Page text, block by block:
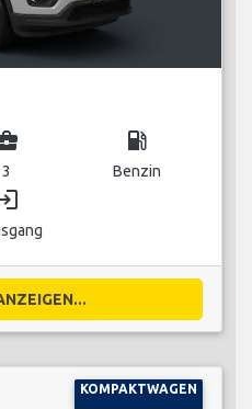
3
local_gas_station
Benzin
KOMPAKTWAGEN